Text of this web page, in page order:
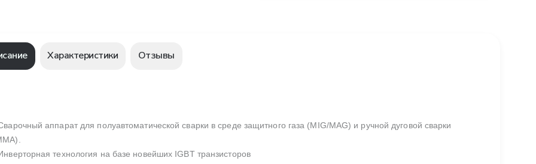
Характеристики Отзывы
аппарат для полуавтоматической сварки в среде защитного газа (MIG/MAG) и ручной дуговой сварки
технология на базе новейших IGBT транзисторов